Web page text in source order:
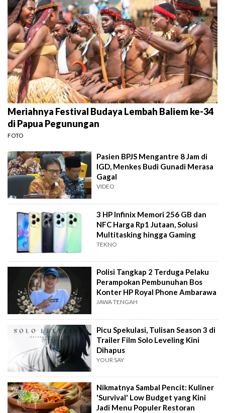
Meriahnya Festival Budaya Lembah Baliem ke-34
di Papua Pegunungan
FOTO
Pasien BPJS Mengantre 8 Jam di
IGD, Menkes Budi Gunadi Merasa
Gagal
VIDEO
3 HP Infinix Memori 256 GB dan
NFC Harga Rp1 Jutaan, Solusi
Multitasking hingga Gaming
TEKNO
Polisi Tangkap 2 Terduga Pelaku
Perampokan Pembunuhan Bos
Konter HP Royal Phone Ambarawa
JAWA TENGAH
Picu Spekulasi, Tulisan Season 3 di
Trailer Film Solo Leveling Kini
Dihapus
YOUR SAY
Nikmatnya Sambal Pencit: Kuliner
'Survival' Low Budget yang Kini
Jadi Menu Populer Restoran